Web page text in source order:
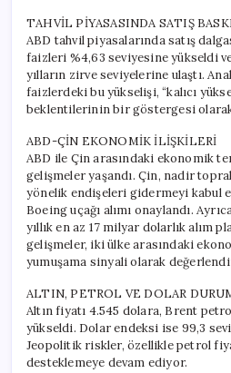
TAHVİL PİYASASINDA SATIŞ
ABD tahvil piyasalarında satış
faizleri %4,63 seviyesine yükseldi
yılların zirve seviyelerine ulaştı.
faizlerdeki bu yükselişi, “kalıcı
beklentilerinin bir göstergesi
ABD-ÇİN EKONOMİK İLİŞKİLERİ
ABD ile Çin arasındaki ekonomik
gelişmeler yaşandı. Çin, nadir
yönelik endişeleri gidermeyi kabul
Boeing uçağı alımı onaylandı.
yıllık en az 17 milyar dolarlık alım
gelişmeler, iki ülke arasındaki
yumuşama sinyali olarak
ALTIN, PETROL VE DOLAR
Altın fiyatı 4.545 dolara, Brent
yükseldi. Dolar endeksi ise 99,3
Jeopolitik riskler, özellikle petrol
desteklemeye devam ediyor.